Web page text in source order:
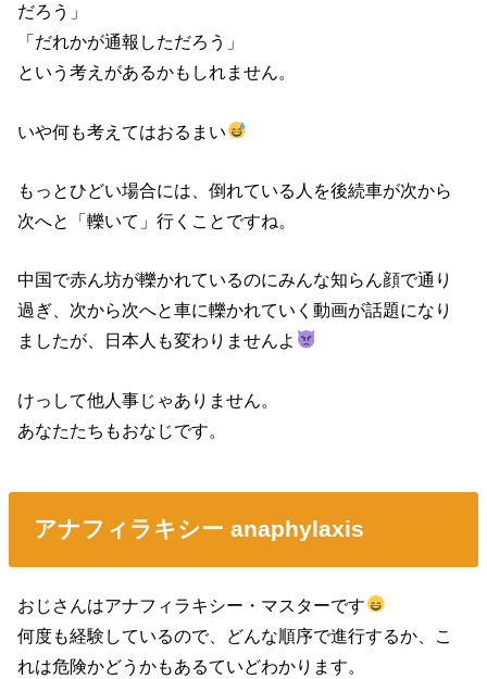
だろう」
「だれかが通報しただろう」
という考えがあるかもしれません。
いや何も考えてはおるまい
もっとひどい場合には、倒れている人を後続車が次から
次へと「轢いて」行くことですね。
中国で赤ん坊が轢かれているのにみんな知らん顔で通り
過ぎ、次から次へと車に轢かれていく動画が話題になり
ましたが、日本人も変わりませんよ
けっして他人事じゃありません。
あなたたちもおなじです。
アナフィラキシー anaphylaxis
おじさんはアナフィラキシー・マスターです
何度も経験しているので、どんな順序で進行するか、こ
れは危険かどうかもあるていどわかります。